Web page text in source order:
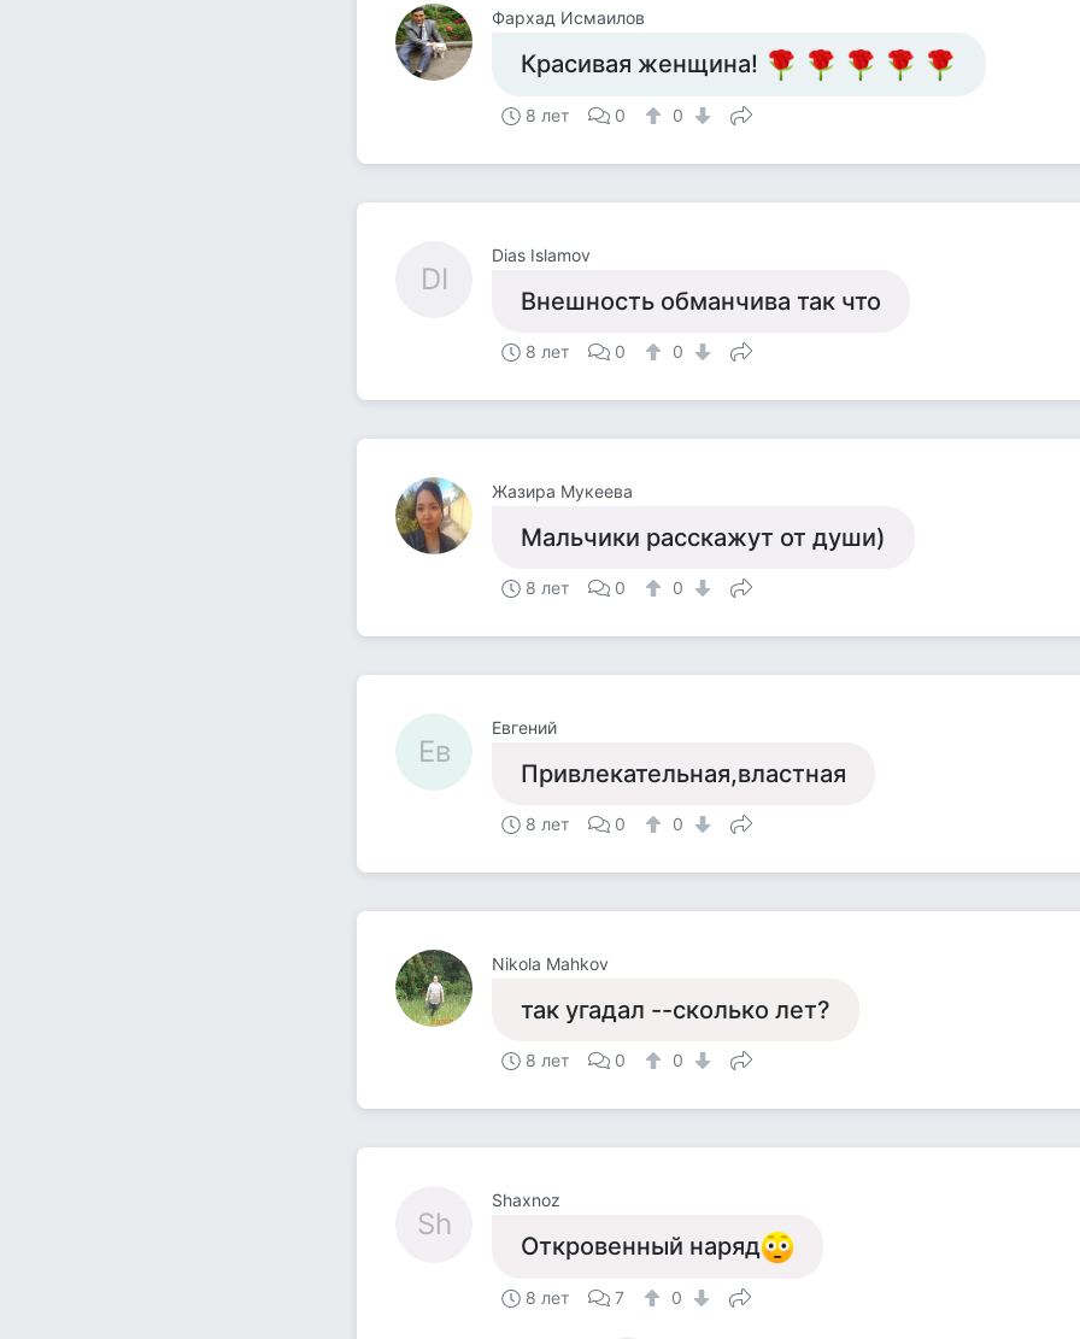
Фархад Исмаилов
Красивая женщина!
8 лет 0 0
DI
Dias Islamov
Внешность обманчива так что
8 лет 0 0
Жазира Мукеева
Мальчики расскажут от души)
8 лет 0 0
Ев
Евгений
Привлекательная,властная
8 лет 0 0
Nikola Mahkov
так угадал --сколько лет?
8 лет 0 0
Sh
Shaxnoz
Откровенный наряд
8 лет 7 0